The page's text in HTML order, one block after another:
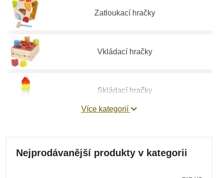
Zatloukací hračky
Vkládací hračky
Skládací hračky
Více kategorií
Nejprodávanější produkty v kategorii